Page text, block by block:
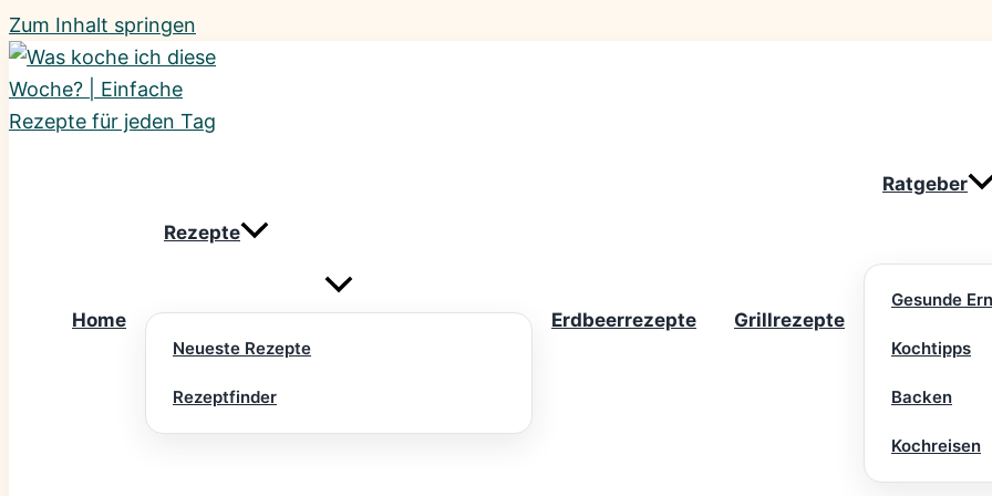
Zum Inhalt springen
Home
Rezepte
Neueste Rezepte
Rezeptfinder
Erdbeerrezepte Grillrezepte
Ratgeber
Gesunde
Kochtipps
Backen
Kochreisen